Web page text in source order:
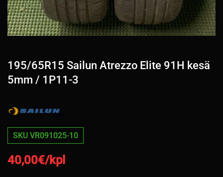
195/65R15 Sailun Atrezzo Elite 91H kesä
5mm / 1P11-3
SKU VR091025-10
40,00€/kpl